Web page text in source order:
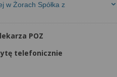
w Żorach Spółka z
POZ
telefonicznie